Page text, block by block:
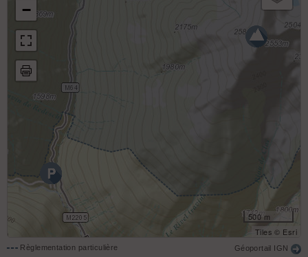
−
500 m
Tiles © Esri
Règlementation particulière Géoportail IGN